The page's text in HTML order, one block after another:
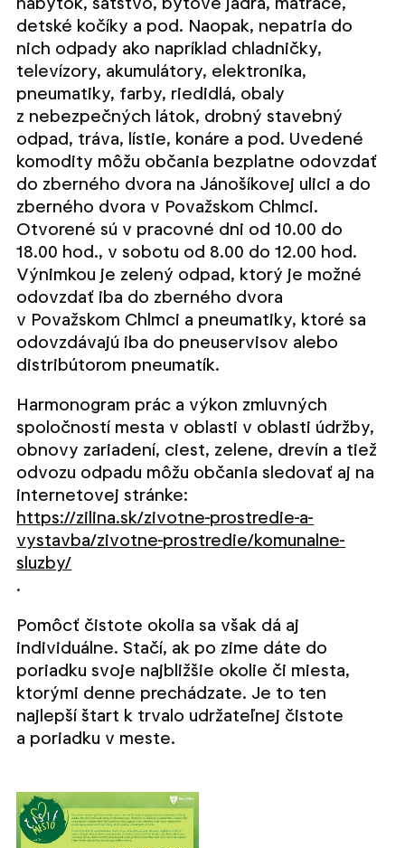
nábytok, šatstvo, bytové jadrá, matrace,
detské kočíky a pod. Naopak, nepatria do
nich odpady ako napríklad chladničky,
televízory, akumulátory, elektronika,
pneumatiky, farby, riedidlá, obaly
z nebezpečných látok, drobný stavebný
odpad, tráva, lístie, konáre a pod. Uvedené
komodity môžu občania bezplatne odovzdať
do zberného dvora na Jánošíkovej ulici a do
zberného dvora v Považskom Chlmci.
Otvorené sú v pracovné dni od 10.00 do
18.00 hod., v sobotu od 8.00 do 12.00 hod.
Výnimkou je zelený odpad, ktorý je možné
odovzdať iba do zberného dvora
v Považskom Chlmci a pneumatiky, ktoré sa
odovzdávajú iba do pneuservisov alebo
distribútorom pneumatík.
Harmonogram prác a výkon zmluvných
spoločností mesta v oblasti v oblasti údržby,
obnovy zariadení, ciest, zelene, drevín a tiež
odvozu odpadu môžu občania sledovať aj na
internetovej stránke:
https://zilina.sk/zivotne-prostredie-a-
vystavba/zivotne-prostredie/komunalne-
sluzby/
.
Pomôcť čistote okolia sa však dá aj
individuálne. Stačí, ak po zime dáte do
poriadku svoje najbližšie okolie či miesta,
ktorými denne prechádzate. Je to ten
najlepší štart k trvalo udržateľnej čistote
a poriadku v meste.